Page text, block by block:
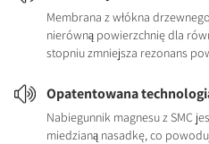
Membrana z włókna
nierówną powierzchnię dla
stopniu zmniejsza rezonans
Opatentowana
Nabiegunnik magnesu z SMC
miedzianą nasadkę, co